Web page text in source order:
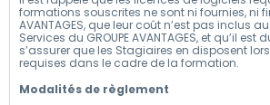
formations souscrites ne sont ni fournies, ni
AVANTAGES, que leur coût n’est pas inclus
Services du GROUPE AVANTAGES, et qu’il
s’assurer que les Stagiaires en disposent
requises dans le cadre de la formation.
Modalités de règlement